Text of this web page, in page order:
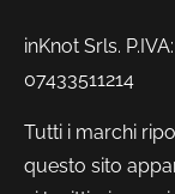
inKnot Srls. P.IVA:
07433511214
Tutti i marchi
questo sito